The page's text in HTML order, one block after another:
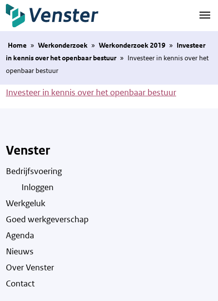
Naar hoofdinhoud
Home » Werkonderzoek » Werkonderzoek 2019 » Investeer
in kennis over het openbaar bestuur » Investeer in kennis over het
openbaar bestuur
Investeer in kennis over het openbaar bestuur
Venster
Bedrijfsvoering
Inloggen
Werkgeluk
Goed werkgeverschap
Agenda
Nieuws
Over Venster
Contact